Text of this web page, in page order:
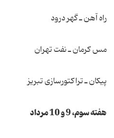
راه آهن ـ گهر درود
مس كرمان ـ نفت تهران
پیكان ـ تراكتورسازی تبریز
هفته سوم، 9 و 10 مرداد